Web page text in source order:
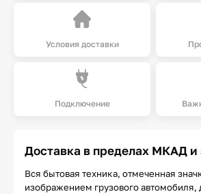
Условия доставки
Подключение
Доставка в пределах МКАД
Вся бытовая техника, отмеченная
изображением грузового автомобиля,